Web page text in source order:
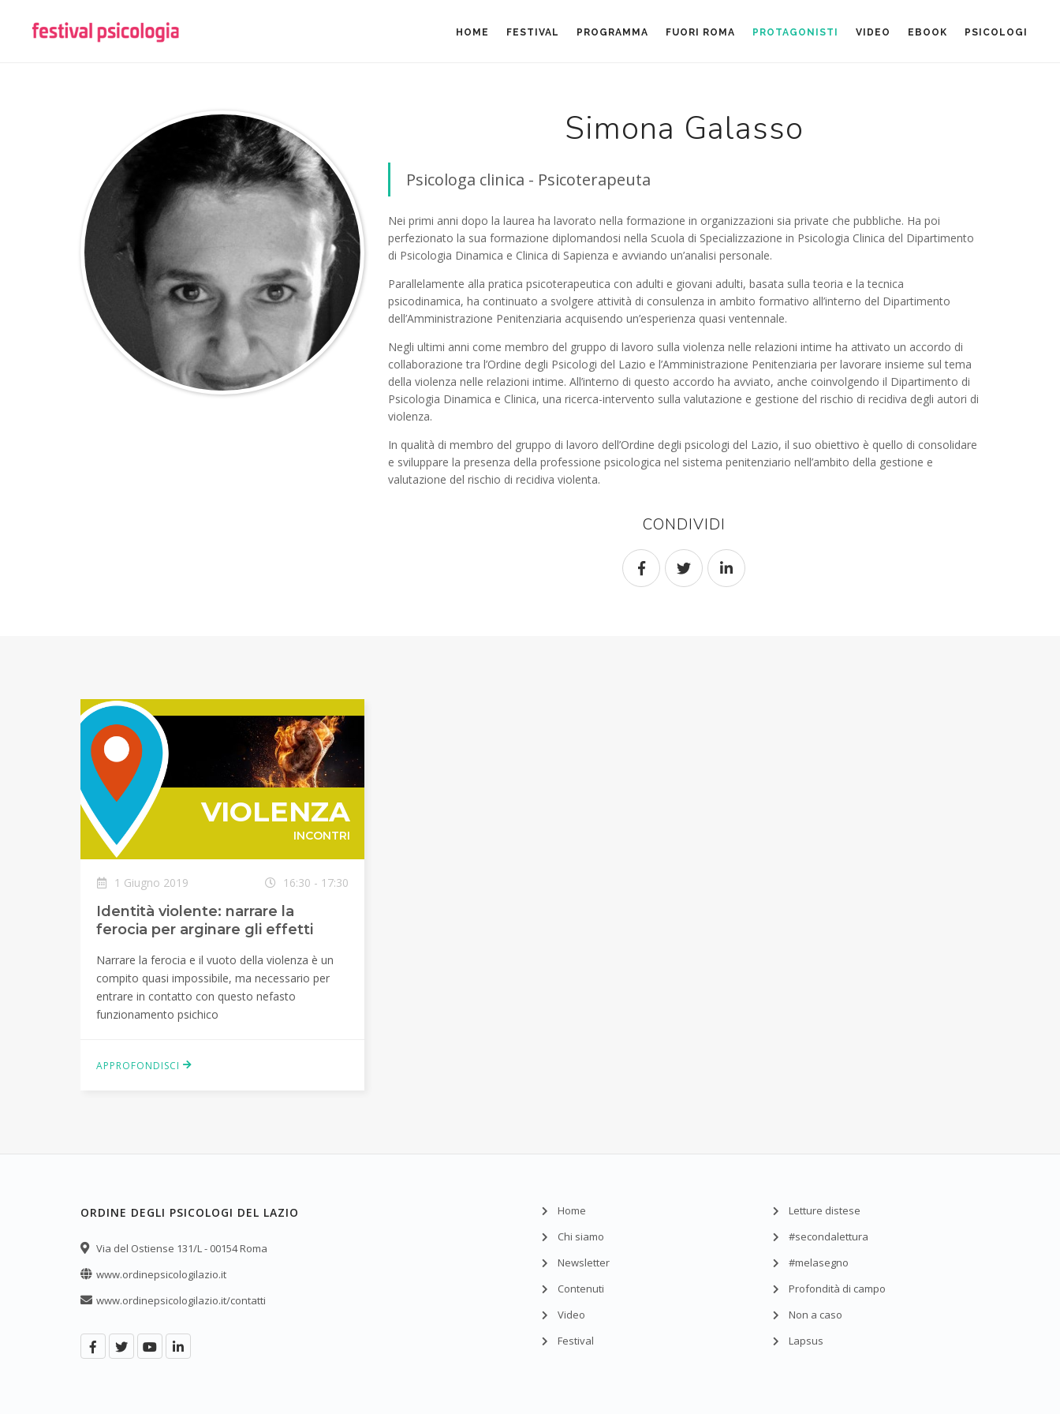
HOME FESTIVAL PROGRAMMA FUORI ROMA PROTAGONISTI VIDEO EBOOK PSICOLOGI
Simona Galasso
Psicologa clinica - Psicoterapeuta
Nei primi anni dopo la laurea ha lavorato nella formazione in organizzazioni sia private che pubbliche. Ha poi
perfezionato la sua formazione diplomandosi nella Scuola di Specializzazione in Psicologia Clinica del Dipartimento
di Psicologia Dinamica e Clinica di Sapienza e avviando un’analisi personale.
Parallelamente alla pratica psicoterapeutica con adulti e giovani adulti, basata sulla teoria e la tecnica
psicodinamica, ha continuato a svolgere attività di consulenza in ambito formativo all’interno del Dipartimento
dell’Amministrazione Penitenziaria acquisendo un’esperienza quasi ventennale.
Negli ultimi anni come membro del gruppo di lavoro sulla violenza nelle relazioni intime ha attivato un accordo di
collaborazione tra l’Ordine degli Psicologi del Lazio e l’Amministrazione Penitenziaria per lavorare insieme sul tema
della violenza nelle relazioni intime. All’interno di questo accordo ha avviato, anche coinvolgendo il Dipartimento di
Psicologia Dinamica e Clinica, una ricerca-intervento sulla valutazione e gestione del rischio di recidiva degli autori di
violenza.
In qualità di membro del gruppo di lavoro dell’Ordine degli psicologi del Lazio, il suo obiettivo è quello di consolidare
e sviluppare la presenza della professione psicologica nel sistema penitenziario nell’ambito della gestione e
valutazione del rischio di recidiva violenta.
CONDIVIDI
VIOLENZA
INCONTRI
1 Giugno 2019 16:30 - 17:30
Identità violente: narrare la
ferocia per arginare gli effetti
Narrare la ferocia e il vuoto della violenza è un
compito quasi impossibile, ma necessario per
entrare in contatto con questo nefasto
funzionamento psichico
APPROFONDISCI
ORDINE DEGLI PSICOLOGI DEL LAZIO
Via del Ostiense 131/L - 00154 Roma
www.ordinepsicologilazio.it
www.ordinepsicologilazio.it/contatti
Home
Chi siamo
Newsletter
Contenuti
Video
Festival
Letture distese
#secondalettura
#melasegno
Profondità di campo
Non a caso
Lapsus